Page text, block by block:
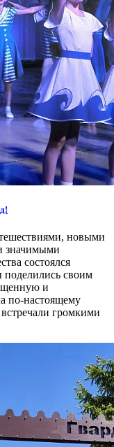
новыми
значимыми
состоялся
поделились своим
и
по-настоящему
громкими